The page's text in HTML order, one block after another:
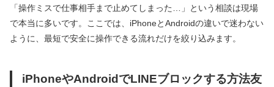
「操作ミスで仕事相手まで止めてしまった…」という相談は現場
で本当に多いです。ここでは、iPhoneとAndroidの違いで迷わない
ように、最短で安全に操作できる流れだけを絞り込みます。
iPhoneやAndroidでLINEブロックする方法友